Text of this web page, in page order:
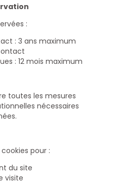
:
: 3 ans maximum
: 12 mois maximum
toutes les mesures
nécessaires
pour :
du site
visite